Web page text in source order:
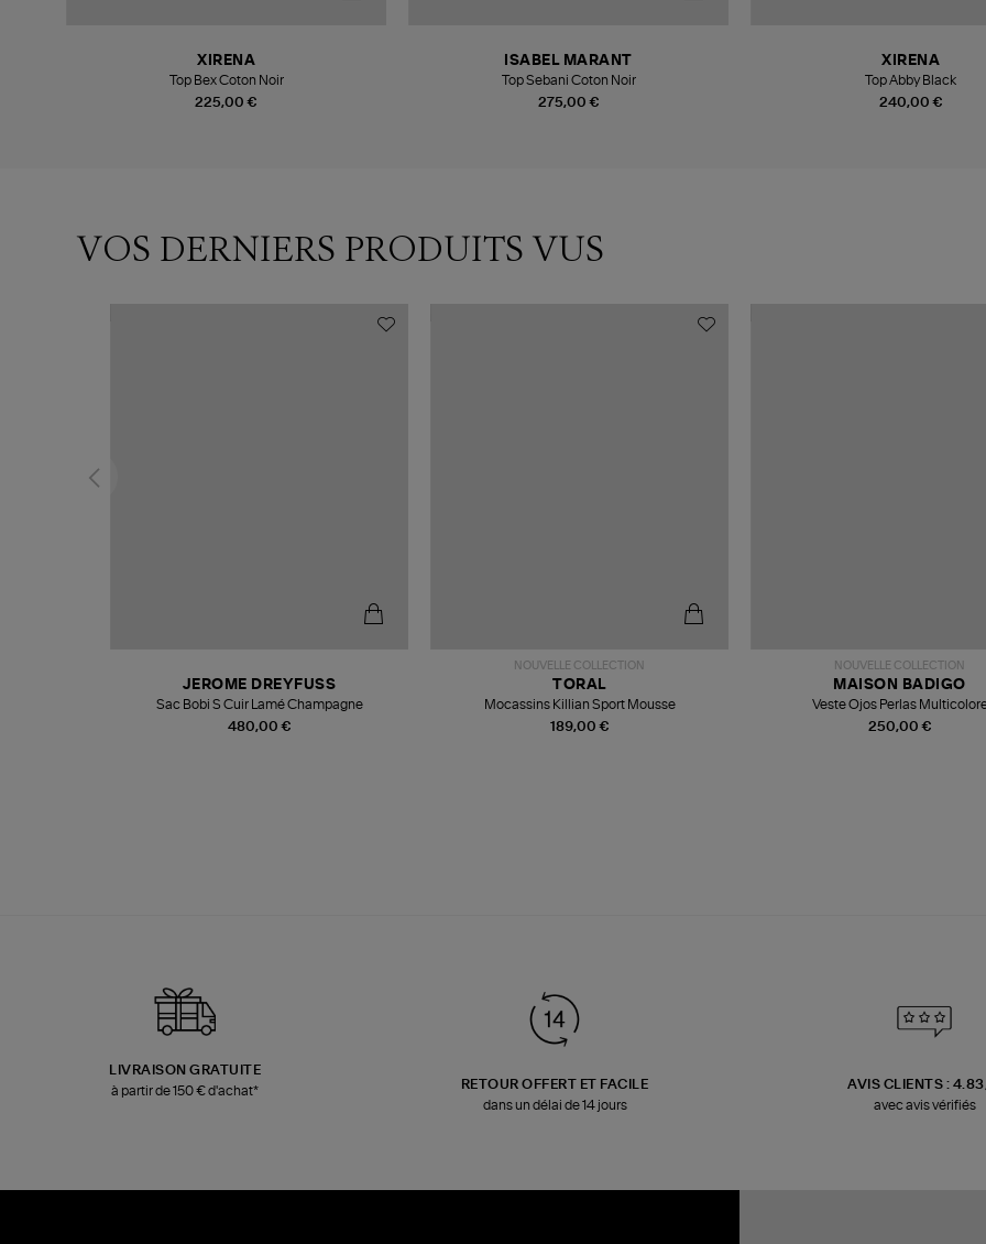
225,00 €
XIRENA
Top Bex Coton Noir
275,00 €
ISABEL MARANT
Top Sebani Coton Noir
240,00 €
XIRENA
Top Abby Black
VOS DERNIERS PRODUITS VUS
480,00 €
JEROME DREYFUSS
Sac Bobi S Cuir Lamé Champagne
NOUVELLE COLLECTION
189,00 €
TORAL
Mocassins Killian Sport Mousse
NOUVELLE COLLECTION
250,00 €
MAISON BADIGO
Veste Ojos Perlas
LIVRAISON GRATUITE
à partir de 150 € d'achat*
RETOUR OFFERT ET FACILE
dans un délai de 14 jours
AVIS CLIENTS :
avec avis vérifiés